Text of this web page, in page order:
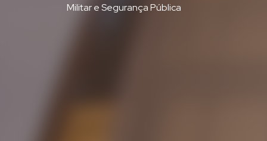
Militar e Segurança Pública